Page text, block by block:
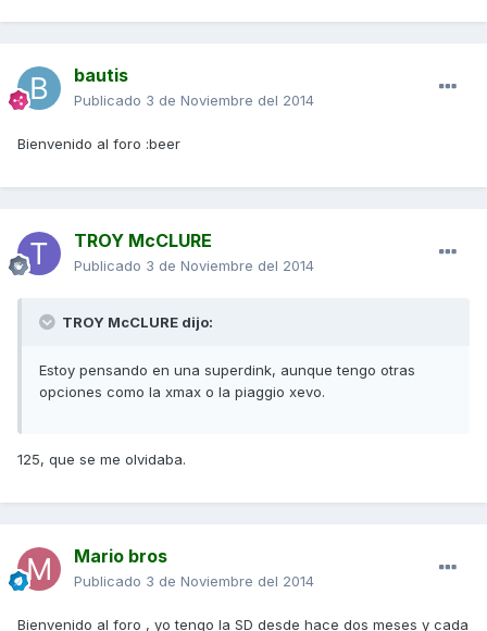
bautis
Publicado 3 de Noviembre del 2014
Bienvenido al foro :beer
TROY McCLURE
Publicado 3 de Noviembre del 2014
TROY McCLURE dijo:
Estoy pensando en una superdink, aunque tengo otras
opciones como la xmax o la piaggio xevo.
125, que se me olvidaba.
Mario bros
Publicado 3 de Noviembre del 2014
Bienvenido al foro , yo tengo la SD desde hace dos meses y cada